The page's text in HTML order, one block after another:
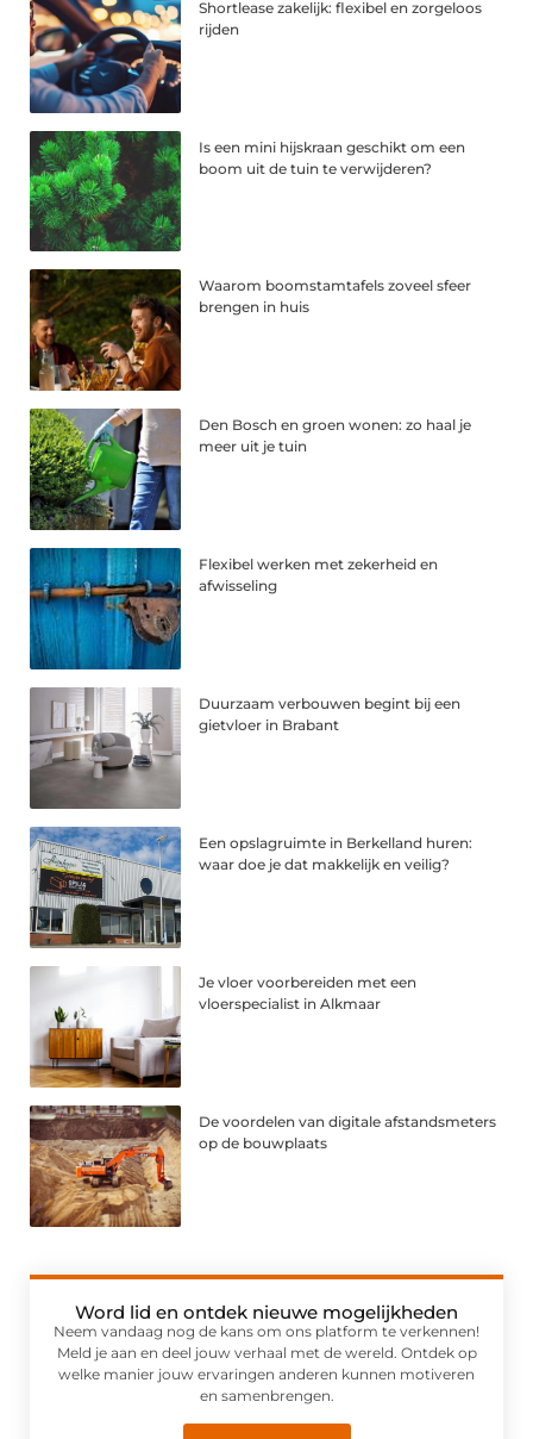
Shortlease zakelijk: flexibel en zorgeloos
rijden
Is een mini hijskraan geschikt om een
boom uit de tuin te verwijderen?
Waarom boomstamtafels zoveel sfeer
brengen in huis
Den Bosch en groen wonen: zo haal je
meer uit je tuin
Flexibel werken met zekerheid en
afwisseling
Duurzaam verbouwen begint bij een
gietvloer in Brabant
Een opslagruimte in Berkelland huren:
waar doe je dat makkelijk en veilig?
Je vloer voorbereiden met een
vloerspecialist in Alkmaar
De voordelen van digitale afstandsmeters
op de bouwplaats
Word lid en ontdek nieuwe mogelijkheden
Neem vandaag nog de kans om ons platform te verkennen!
Meld je aan en deel jouw verhaal met de wereld. Ontdek op
welke manier jouw ervaringen anderen kunnen motiveren
en samenbrengen.